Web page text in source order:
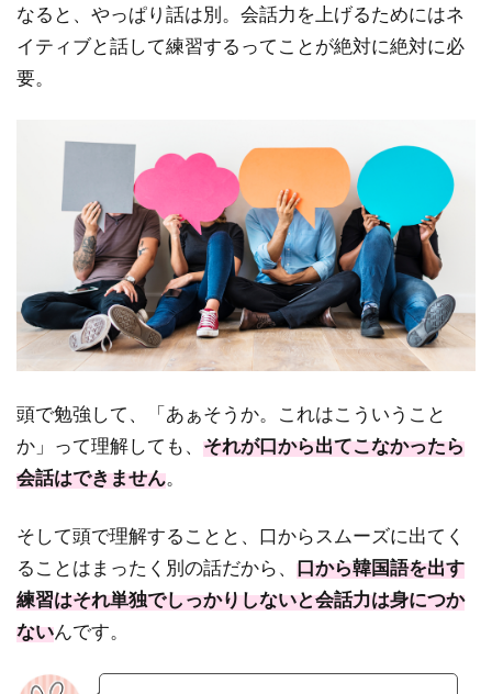
なると、やっぱり話は別。会話力を上げるためにはネ
イティブと話して練習するってことが絶対に絶対に必
要。
頭で勉強して、「あぁそうか。これはこういうこと
か」って理解しても、 それが口から出てこなかったら
会話はできません。
そして頭で理解することと、口からスムーズに出てく
ることはまったく別の話だから、 口から韓国語を出す
練習はそれ単独でしっかりしないと会話力は身につか
ないんです。